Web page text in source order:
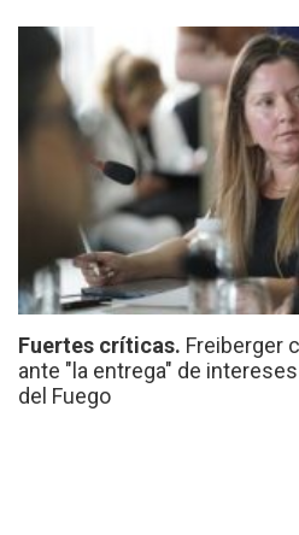
Fuertes críticas. Freiberger
ante "la entrega" de
del Fuego